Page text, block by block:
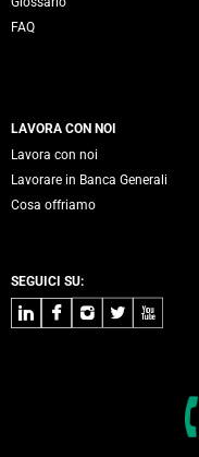
FAQ
LAVORA CON NOI
Lavora con noi
Lavorare in Banca Generali
Cosa offriamo
SEGUICI SU:
LinkedInFacebook
Instagram
TwitterYoutube